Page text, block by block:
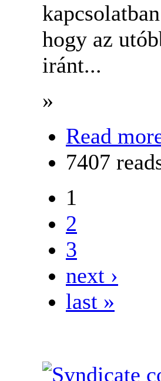
hogy az
iránt...
»
Read
7407
1
2
3
next ›
last »